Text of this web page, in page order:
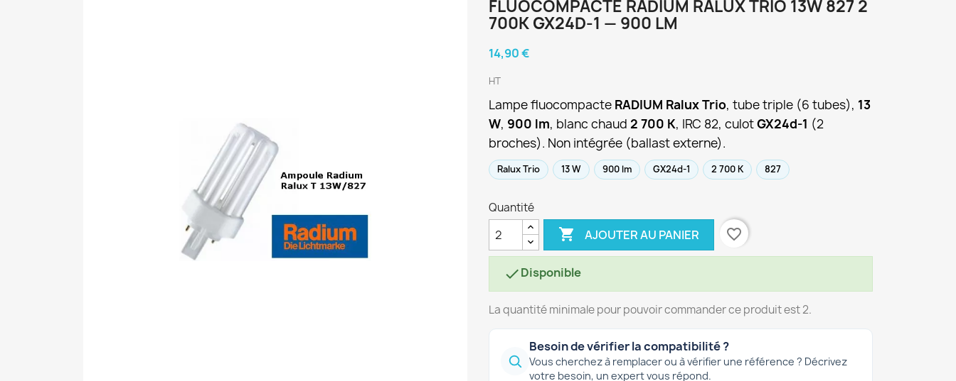
FLUOCOMPACTE RADIUM RALUX TRIO 13W 827 2
700K GX24D-1 — 900 LM
14,90 €
HT
Lampe fluocompacte RADIUM Ralux Trio, tube triple (6 tubes), 13
W, 900 lm, blanc chaud 2 700 K, IRC 82, culotGX24d-1 (2
broches). Non intégrée (ballast externe).
Ralux Trio 13 W 900 lm GX24d-1 2 700 K 827
Quantité
 AJOUTER AU PANIER favorite_border
Disponible
La quantité minimale pour pouvoir commander ce produit est 2.
Besoin de vérifier la compatibilité ?
Vous cherchez à remplacer ou à vérifier une référence ? Décrivez
votre besoin, un expert vous répond.